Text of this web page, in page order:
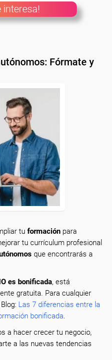
interesa!
Fórmate y
tu formación para
tu currículum profesional
que encontrarás a
es bonificada, está
gratuita. Para cualquier
Las 7 diferencias entre la
bonificada.
a hacer crecer tu negocio,
a las nuevas tendencias